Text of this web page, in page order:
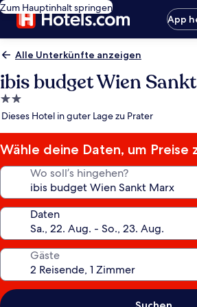
Zum Hauptinhalt springen
App
Alle Unterkünfte anzeigen
ibis budget Wien
2.0-
Sterne-
Dieses Hotel in guter Lage zu Prater
Wähle deine Daten, um Preise
Wo soll’s hingehen?
Daten
Gäste